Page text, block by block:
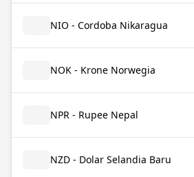
NIO - Cordoba Nikaragua
NOK - Krone Norwegia
NPR - Rupee Nepal
NZD - Dolar Selandia Baru